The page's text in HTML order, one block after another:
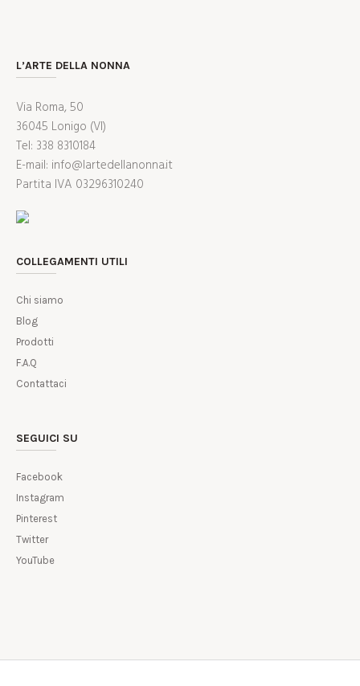
L’ARTE DELLA NONNA
Via Roma, 50
36045 Lonigo (VI)
Tel: 338 8310184
E-mail: info@lartedellanonna.it
Partita IVA 03296310240
COLLEGAMENTI UTILI
Chi siamo
Blog
Prodotti
F.A.Q
Contattaci
SEGUICI SU
Facebook
Instagram
Pinterest
Twitter
YouTube